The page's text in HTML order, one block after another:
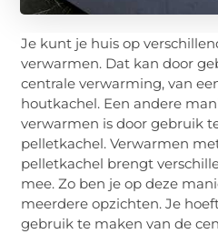
Je kunt je huis op
verwarmen. Dat kan door
centrale verwarming, van
houtkachel. Een andere
verwarmen is door gebruik
pelletkachel. Verwarmen
pelletkachel brengt
mee. Zo ben je op deze
meerdere opzichten. Je
gebruik te maken van de